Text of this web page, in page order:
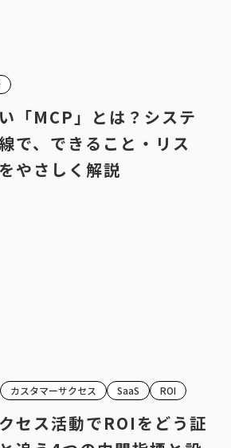
「MCP」とは？システ
で、できること・リス
やさしく解説
カスタマーサクセス SaaS ROI
セス活動でROIをどう証